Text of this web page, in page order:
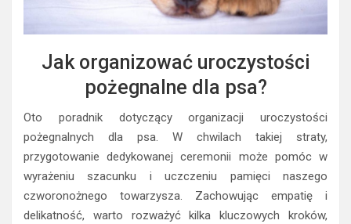
Jak organizować uroczystości
pożegnalne dla psa?
Oto poradnik dotyczący organizacji uroczystości
pożegnalnych dla psa. W chwilach takiej straty,
przygotowanie dedykowanej ceremonii może pomóc w
wyrażeniu szacunku i uczczeniu pamięci naszego
czworonożnego towarzysza. Zachowując empatię i
delikatność, warto rozważyć kilka kluczowych kroków,